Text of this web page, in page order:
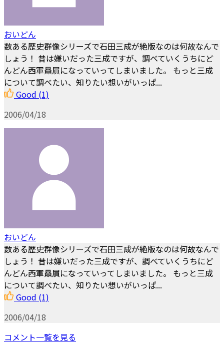
おいどん
数ある歴史群像シリーズで石田三成が絶版なのは何故なんで
しょう！ 昔は嫌いだった三成ですが、調べていくうちにど
んどん西軍贔屓になっていってしまいました。 もっと三成
について調べたい、知りたい想いがいっぱ...
Good (1)
2006/04/18
おいどん
数ある歴史群像シリーズで石田三成が絶版なのは何故なんで
しょう！ 昔は嫌いだった三成ですが、調べていくうちにど
んどん西軍贔屓になっていってしまいました。 もっと三成
について調べたい、知りたい想いがいっぱ...
Good (1)
2006/04/18
コメント一覧を見る